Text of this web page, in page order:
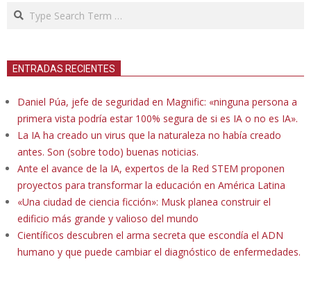
Search
ENTRADAS RECIENTES
Daniel Púa, jefe de seguridad en Magnific: «ninguna persona a
primera vista podría estar 100% segura de si es IA o no es IA».
La IA ha creado un virus que la naturaleza no había creado
antes. Son (sobre todo) buenas noticias.
Ante el avance de la IA, expertos de la Red STEM proponen
proyectos para transformar la educación en América Latina
«Una ciudad de ciencia ficción»: Musk planea construir el
edificio más grande y valioso del mundo
Científicos descubren el arma secreta que escondía el ADN
humano y que puede cambiar el diagnóstico de enfermedades.